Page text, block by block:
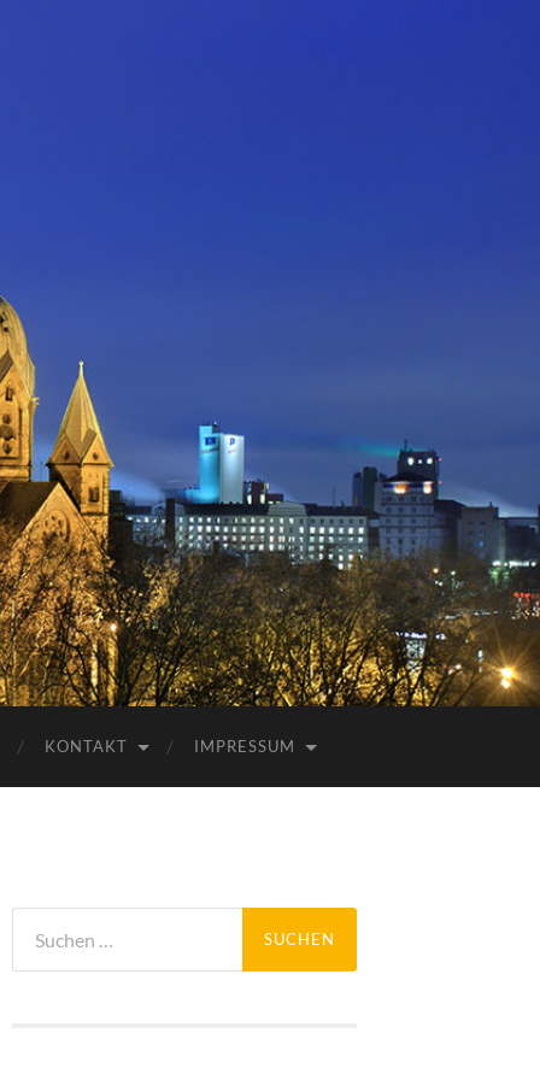
KONTAKT IMPRESSUM
nach: